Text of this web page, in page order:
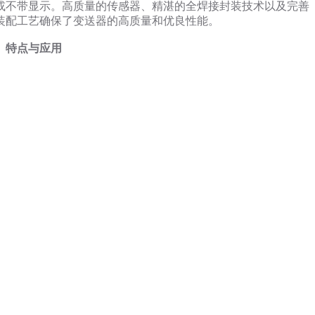
不带显示。高质量的传感器、精湛的全焊接封装技术以及完善
配工艺确保了变送器的高质量和优良性能。
特点与应用